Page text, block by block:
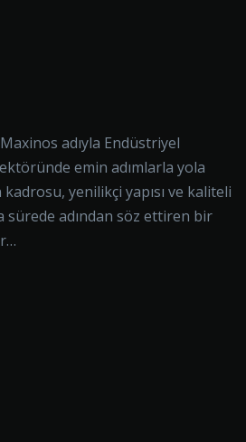
adıyla Endüstriyel
emin adımlarla yola
kadrosu, yenilikçi yapısı ve kaliteli
sürede adından söz ettiren bir